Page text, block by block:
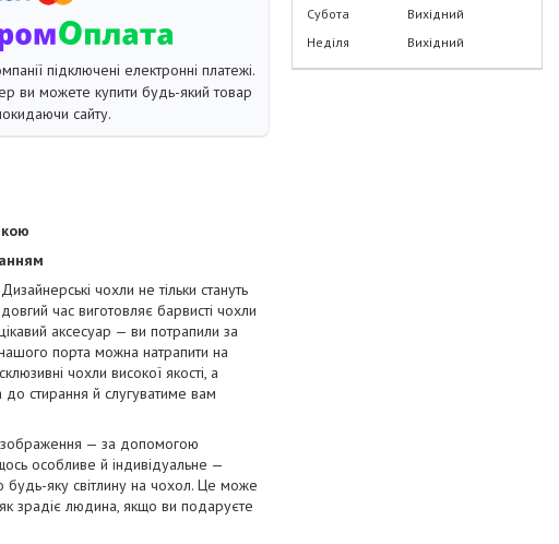
підключені електронні платежі.
ви можете купити будь-який товар
сайту.
чохли не тільки стануть
час виготовляє барвисті чохли
аксесуар — ви потрапили за
порта можна натрапити на
чохли високої якості, а
до стирання й слугуватиме вам
зображення — за допомогою
особливе й індивідуальне —
будь-яку світлину на чохол. Це може
зрадіє людина, якщо ви подаруєте
Субота
Вихідний
Неділя
Вихідний